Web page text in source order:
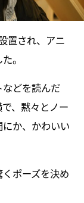
置され、アニ
。
どを読んだ
、黙々とノー
か、かわいい
ポーズを決め